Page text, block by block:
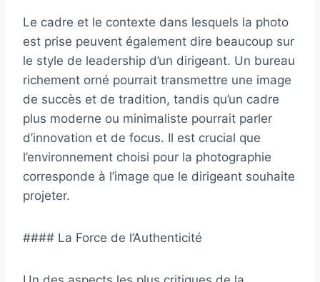
Le cadre et le contexte dans lesquels la photo
est prise peuvent également dire beaucoup sur
le style de leadership d’un dirigeant. Un bureau
richement orné pourrait transmettre une image
de succès et de tradition, tandis qu’un cadre
plus moderne ou minimaliste pourrait parler
d’innovation et de focus. Il est crucial que
l’environnement choisi pour la photographie
corresponde à l’image que le dirigeant souhaite
projeter.
#### La Force de l’Authenticité